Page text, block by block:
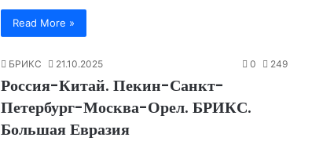
Read More »
БРИКС 21.10.2025 0 249
Россия-Китай. Пекин-Санкт-
Петербург-Москва-Орел. БРИКС.
Большая Евразия